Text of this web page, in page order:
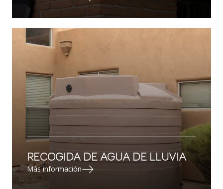
RECOGIDA DE AGUA DE LLUVIA
Más información